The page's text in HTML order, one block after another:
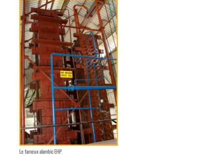
Le fameux alambic EHP